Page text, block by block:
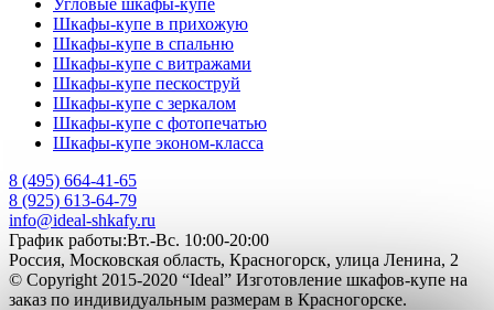
Шкафы-купе в прихожую
Шкафы-купе в спальню
Шкафы-купе с витражами
Шкафы-купе пескоструй
Шкафы-купе с зеркалом
Шкафы-купе с фотопечатью
Шкафы-купе эконом-класса
8 (495) 664-41-65
8 (925) 613-64-79
info@ideal-shkafy.ru
График работы:Вт.-Вс. 10:00-20:00
Россия, Московская область, Красногорск, улица Ленина, 2
© Copyright 2015-2020 “Ideal” Изготовление шкафов-купе на
заказ по индивидуальным размерам в Красногорске.